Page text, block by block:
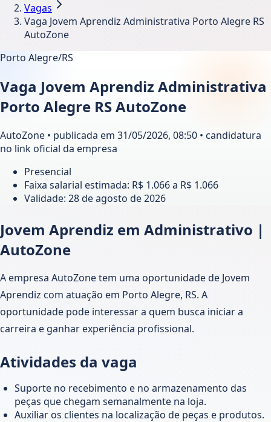
Vagas
Vaga Jovem Aprendiz Administrativa Porto Alegre RS
AutoZone
Porto Alegre/RS
Vaga Jovem Aprendiz Administrativa
Porto Alegre RS AutoZone
AutoZone • publicada em 31/05/2026, 08:50 • candidatura
no link oficial da empresa
Presencial
Faixa salarial estimada: R$ 1.066 a R$ 1.066
Validade: 28 de agosto de 2026
Jovem Aprendiz em Administrativo |
AutoZone
A empresa AutoZone tem uma oportunidade de Jovem
Aprendiz com atuação em Porto Alegre, RS. A
oportunidade pode interessar a quem busca iniciar a
carreira e ganhar experiência profissional.
Atividades da vaga
Suporte no recebimento e no armazenamento das
peças que chegam semanalmente na loja.
Auxiliar os clientes na localização de peças e produtos.